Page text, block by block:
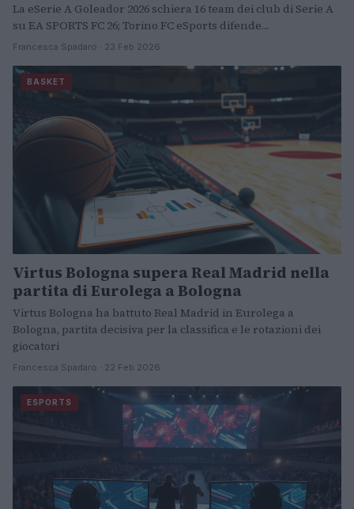
La eSerie A Goleador 2026 schiera 16 team dei club di Serie A
su EA SPORTS FC 26; Torino FC eSports difende…
Francesca Spadaro · 23 Feb 2026
BASKET
Virtus Bologna supera Real Madrid nella
partita di Eurolega a Bologna
Virtus Bologna ha battuto Real Madrid in Eurolega a
Bologna, partita decisiva per la classifica e le rotazioni dei
giocatori
Francesca Spadaro · 22 Feb 2026
ESPORTS